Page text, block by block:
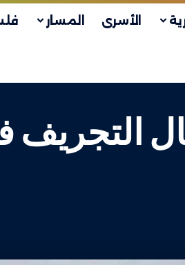
الأسرى المسار
التجريف